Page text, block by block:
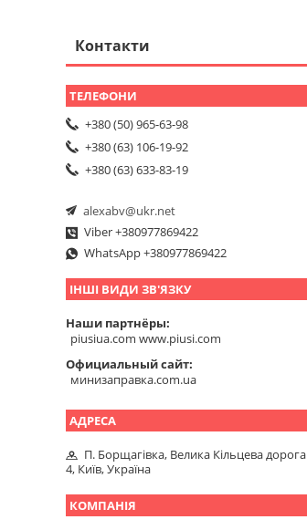
Контакти
+380 (50) 965-63-98
+380 (63) 106-19-92
+380 (63) 633-83-19
alexabv@ukr.net
Viber +380977869422
WhatsApp +380977869422
ІНШІ ВИДИ ЗВ'ЯЗКУ
Наши партнёры
piusiua.com www.piusi.com
Официальный сайт
минизаправка.com.ua
П. Борщагівка, Велика Кільцева дорога
4, Київ, Україна